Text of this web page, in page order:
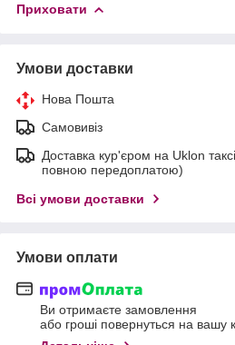
Приховати
Умови доставки
Нова Пошта
Самовивіз
Доставка кур'єром на Uklon
повною передоплатою)
Всі умови доставки
Умови оплати
Ви отримаєте замовлення
або гроші повернуться на вашу